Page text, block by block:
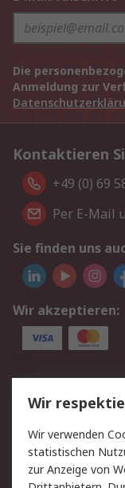
Die
Anmeldung zur
Kontaktieren
+49 (0) 69
Per E-Mail
Sie finden uns
Wir akzeptieren:
Service
Value Added
Rücksendungen
Hilfe
Wir
Wir verwenden
statistischen
zur Anzeige von